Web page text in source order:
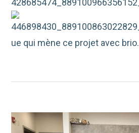
ue qui mène ce projet avec brio.